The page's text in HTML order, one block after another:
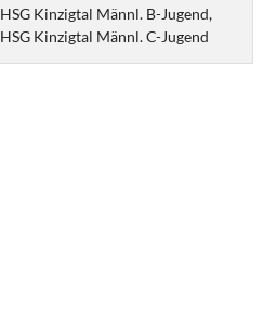
HSG Kinzigtal Männl. B-Jugend,
HSG Kinzigtal Männl. C-Jugend